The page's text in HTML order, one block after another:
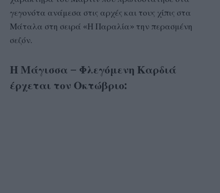
γεγονότα ανάμεσα στις αρχές και τους χίπις στα
Μάταλα στη σειρά «Η Παραλία» την περασμένη
σεζόν.
Η Μάγισσα – Φλεγόμενη Καρδιά
έρχεται τον Οκτώβριο: